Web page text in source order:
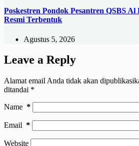
Poskestren Pondok Pesantren QSBS
Resmi Terbentuk
Agustus 5, 2026
Leave a Reply
Alamat email Anda tidak akan
ditandai *
Name *
Email *
Website